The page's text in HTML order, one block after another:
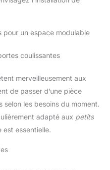
pour un espace modulable
coulissantes
merveilleusement aux
de passer d’une pièce
les besoins du moment.
adapté aux petits
est essentielle.